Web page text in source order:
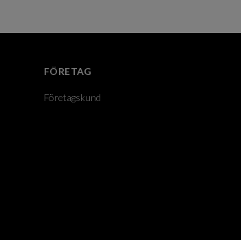
FÖRETAG
Företagskund